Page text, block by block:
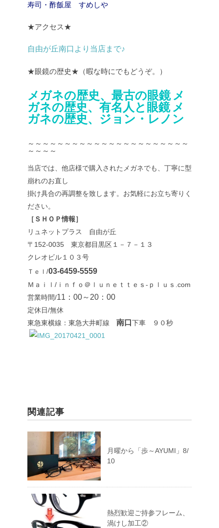
寿司・酢飯屋 すめしや
★アクセス★
自由が丘南口より当店まで♪
★眼鏡の歴史★（暇な時にでもどうぞ。）
メガネの歴史、最古の眼鏡 メ
ガネの歴史、有名人と眼鏡 メ
ガネの歴史、ジョン・レノン
～～～～～～～～～～～～～～～～～～～～～～
～～～～
当店では、他店様で購入されたメガネでも、丁寧に型
崩れのお直し
掛け具合の再調整を致します。お気軽にお立ち寄りく
ださい。
［ＳＨＯＰ情報］
リュネットプラス 自由が丘
〒152-0035 東京都目黒区１－７－１３
クレオビル１０３号
Ｔｅｌ/03-6459-5559
Ｍａｉｌ/ｉｎｆｏ＠ｌｕｎｅｔｔｅｓ-ｐｌｕｓ.com
営業時間/11：00～20：00
定休日/無休
東急東横線：東急大井町線 南口 下車 ９０秒
関連記事
月曜から「歩～AYUMI」8/
10
熱烈歓迎ご持参フレーム、
渦けし加工②